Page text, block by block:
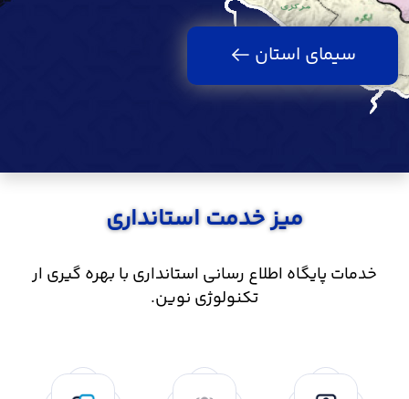
سیمای استان
میز خدمت استانداری
خدمات پایگاه اطلاع رسانی استانداری با بهره گیری ار
تکنولوژی نوین.